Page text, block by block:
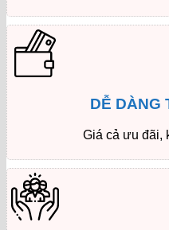
DỄ DÀNG
Giá cả ưu đãi,